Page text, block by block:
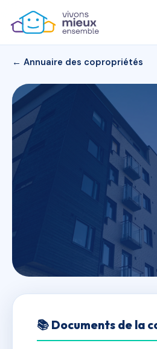
← Annuaire des copropriétés
CHORI EKIN
📚 Documents de la